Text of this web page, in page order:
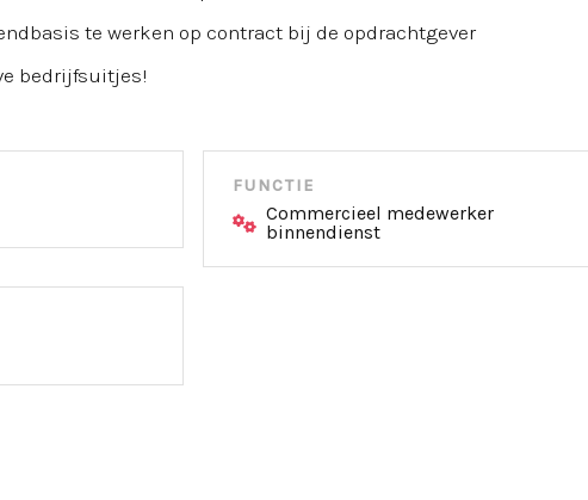
te werken op contract bij de opdrachtgever
bedrijfsuitjes!
FUNCTIE
Commercieel medewerker
binnendienst